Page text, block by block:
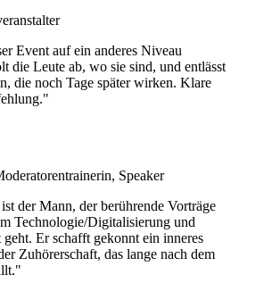
Event auf ein anderes Niveau
die Leute ab, wo sie sind, und entlässt
die noch Tage später wirken. Klare
Speaker
der Mann, der berührende Vorträge
Technologie/Digitalisierung und
Er schafft gekonnt ein inneres
Zuhörerschaft, das lange nach dem